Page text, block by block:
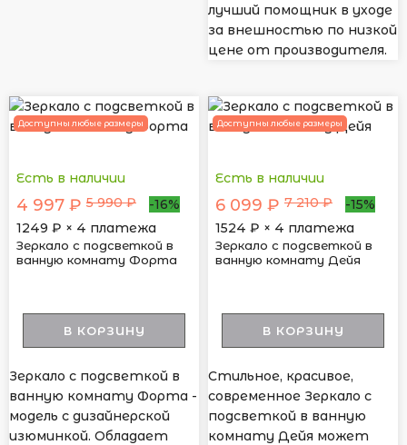
лучший помощник в уходе
за внешностью по низкой
цене от производителя.
Доступны любые размеры
Есть в наличии
4 997 ₽ 5 990 ₽
-16%
1249 ₽ × 4 платежа
Зеркало с подсветкой в
ванную комнату Форта
В КОРЗИНУ
Зеркало с подсветкой в
ванную комнату Форта -
модель с дизайнерской
изюминкой. Обладает
Доступны любые размеры
Есть в наличии
6 099 ₽ 7 210 ₽
-15%
1524 ₽ × 4 платежа
Зеркало с подсветкой в
ванную комнату Дейя
В КОРЗИНУ
Стильное, красивое,
современное Зеркало с
подсветкой в ванную
комнату Дейя может